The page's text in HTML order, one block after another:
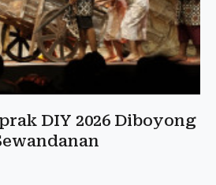
DIY 2026 Diboyong